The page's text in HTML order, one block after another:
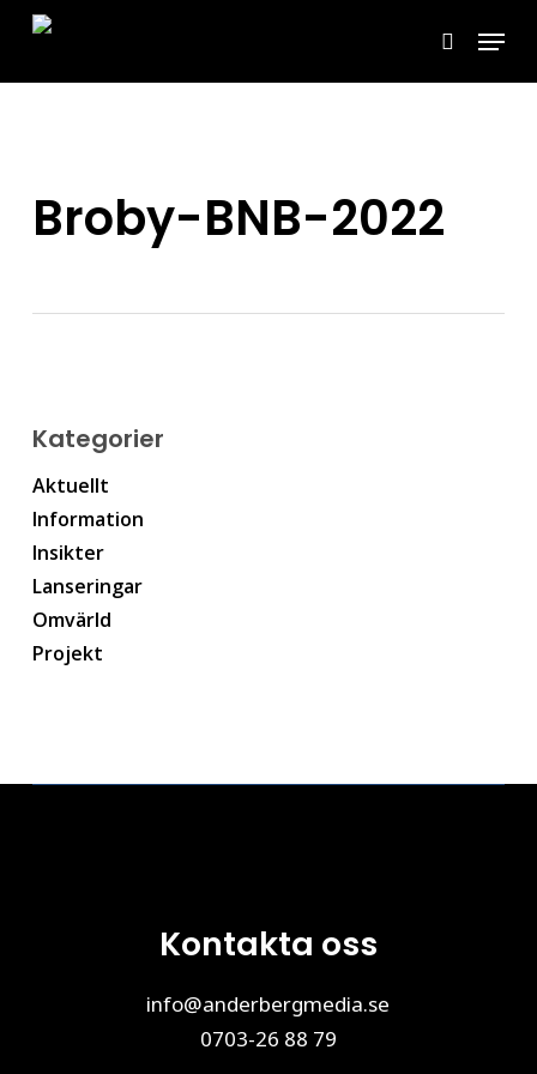
Skip
main
search
Menu
Broby-BNB-2022
Kategorier
Aktuellt
Information
Insikter
Lanseringar
Omvärld
Projekt
Kontakta oss
info@anderbergmedia.se
0703-26 88 79